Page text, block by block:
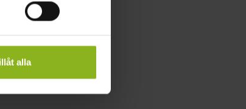
alla